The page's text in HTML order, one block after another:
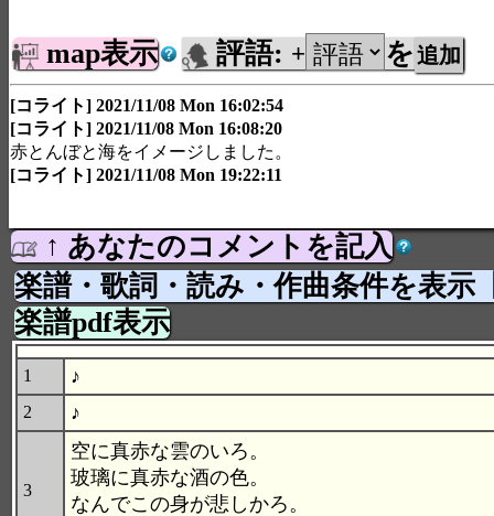
map表示 評語: + を
[コライト] 2021/11/08 Mon 16:02:54
[コライト] 2021/11/08 Mon 16:08:20
赤とんぼと海をイメージしました。
[コライト] 2021/11/08 Mon 19:22:11
↑ あなたのコメントを記入
楽譜・歌詞・読み・作曲条件を表示
楽譜pdf表示
1 ♪
2 ♪
3
空に真赤な雲のいろ。
玻璃に真赤な酒の色。
なんでこの身が悲しかろ。